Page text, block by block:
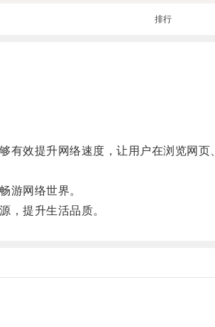
排行
效提升网络速度，让用户在浏览网页
游网络世界。
提升生活品质。